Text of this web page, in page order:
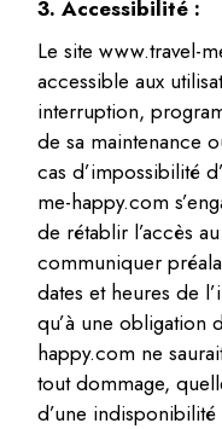
3. Accessibilité :
Le site www.travel-
accessible aux
interruption,
de sa maintenance
cas d’impossibilité
me-happy.com
de rétablir l’accès
communiquer
dates et heures de
qu’à une obligation
happy.com ne
tout dommage,
d’une